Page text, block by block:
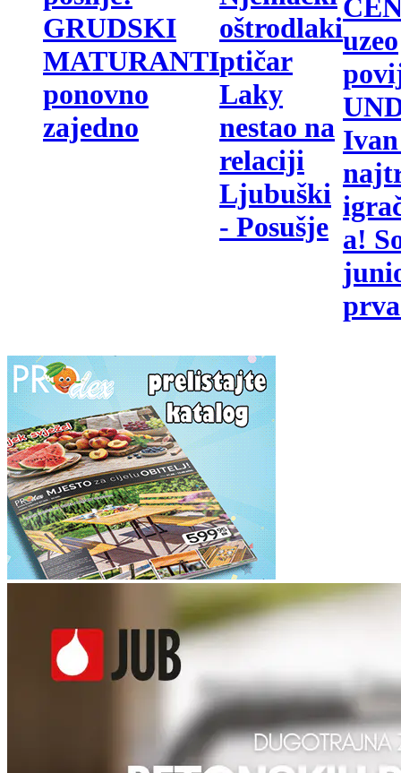
GRUDSKI
MATURANTI
ponovno
zajedno
oštrodlaki
ptičar
Laky
nestao na
relaciji
Ljubuški
- Posušje
uzeo
a!